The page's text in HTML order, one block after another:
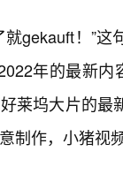
就gekauft！”
年的最新
莱坞大片的
制作，小猪视